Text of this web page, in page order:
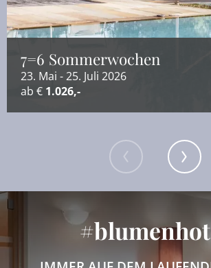
7=6 Sommerwochen
23. Mai - 25. Juli 2026
ab € 1.026,-